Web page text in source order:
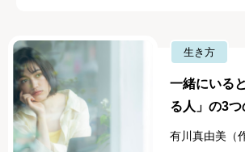
生き方
一緒にいる
る人」の3つ
有川真由美（